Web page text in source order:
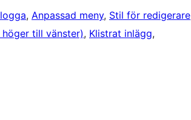
, Anpassad meny, Stil för redigerare
till vänster), Klistrat inlägg